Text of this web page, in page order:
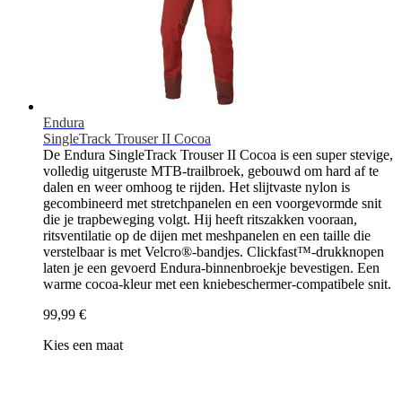
Endura
SingleTrack Trouser II Cocoa
De Endura SingleTrack Trouser II Cocoa is een super stevige,
volledig uitgeruste MTB-trailbroek, gebouwd om hard af te
dalen en weer omhoog te rijden. Het slijtvaste nylon is
gecombineerd met stretchpanelen en een voorgevormde snit
die je trapbeweging volgt. Hij heeft ritszakken vooraan,
ritsventilatie op de dijen met meshpanelen en een taille die
verstelbaar is met Velcro®-bandjes. Clickfast™-drukknopen
laten je een gevoerd Endura-binnenbroekje bevestigen. Een
warme cocoa-kleur met een kniebeschermer-compatibele snit.
99,99 €
Kies een maat